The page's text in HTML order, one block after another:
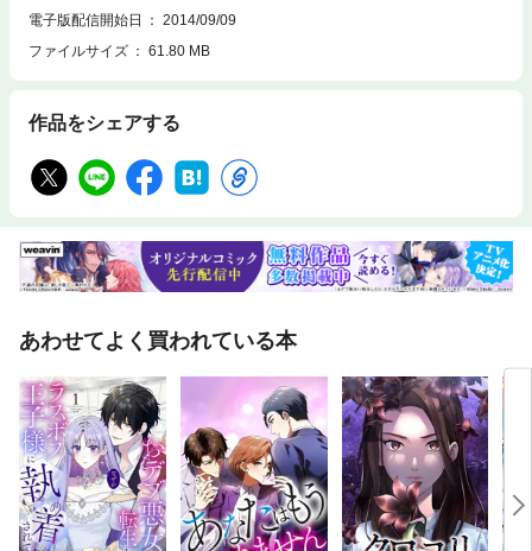
電子版配信開始日
2014/09/09
ファイルサイズ
61.80 MB
作品をシェアする
あわせてよく買われている本